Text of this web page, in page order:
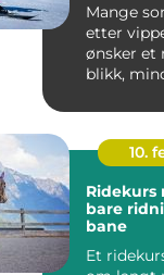
Mange
etter
ønsker et
blikk,
10.
Ridekurs mer enn
bare
bane
Et